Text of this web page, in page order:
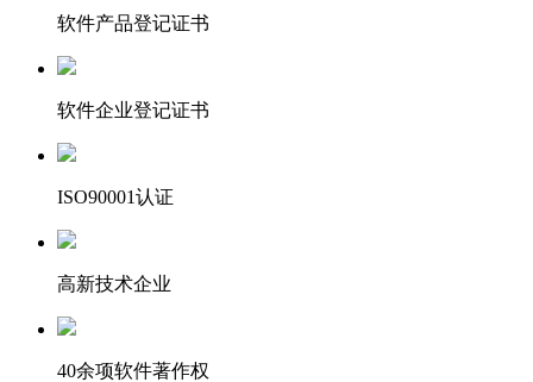
软件产品登记证书
软件企业登记证书
ISO90001认证
高新技术企业
40余项软件著作权